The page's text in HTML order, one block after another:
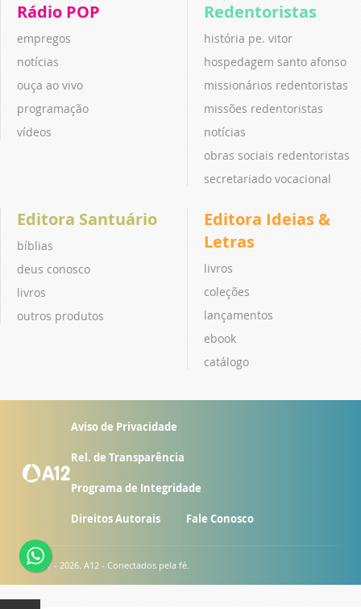
Rádio POP
empregos
notícias
ouça ao vivo
programação
vídeos
Redentoristas
história pe. vitor
hospedagem santo afonso
missionários redentoristas
missões redentoristas
notícias
obras sociais redentoristas
secretariado vocacional
Editora Santuário
bíblias
deus conosco
livros
outros produtos
Editora Ideias &
Letras
livros
coleções
lançamentos
ebook
catálogo
Aviso de Privacidade
Rel. de Transparência
Programa de Integridade
Direitos Autorais Fale Conosco
© 2007 - 2026. A12 - Conectados pela fé.